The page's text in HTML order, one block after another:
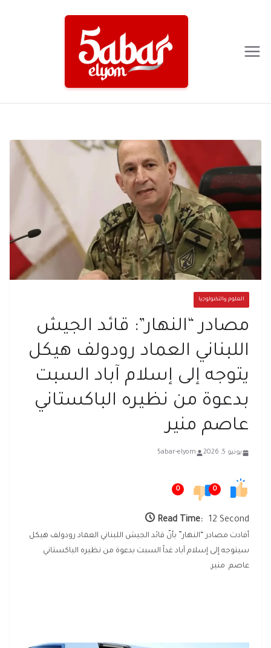
العلوم والتكنولوجيا
مصادر “النهار”: قائد الجيش
اللبناني العماد رودولف هيكل
يتوجه إلى إسلام آباد السبت
بدعوة من نظيره الباكستاني
عاصم منير
يونيو 5, 2026 5abar-elyom
0
0
Read Time: 12 Second
أفادت مصادر “النهار” بأنّ قائد الجيش اللبناني العماد رودولف هيكل
سيتوجه إلى إسلام آباد غداً السبت بدعوة من نظيره الباكستاني
عاصم منير.